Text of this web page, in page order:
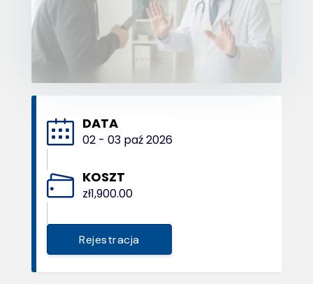
DATA
02 - 03 paź 2026
KOSZT
zł1,900.00
Rejestracja